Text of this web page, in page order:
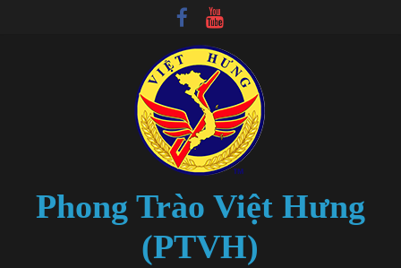
Phong Trào Việt Hưng
(PTVH)